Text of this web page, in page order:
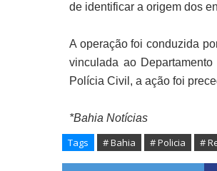
de identificar a origem dos
A operação foi conduzida
vinculada ao
Polícia Civil, a ação foi
*Bahia Notícias
Tags # Bahia # Policia #